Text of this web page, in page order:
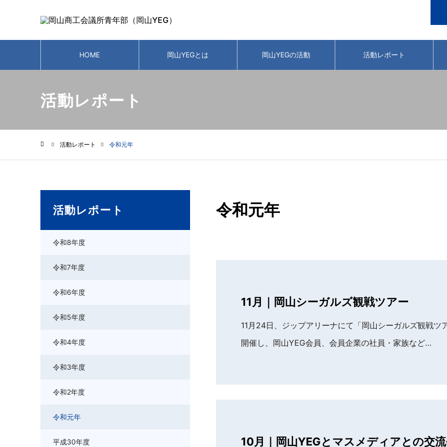
HOME 岡山YEGとは 岡山YEGの活動 活動レポート
活動レポート
活動レポート 令和元年
令和元年
11月｜岡山シーガルズ観戦ツアー
11月24日、ジップアリーナにて「岡山シーガルズ観戦ツ
開催し、岡山YEG会員、会員企業の社員・家族など…
10月｜岡山YEGとマスメディアとの交
活動レポート
令和8年度
令和7年度
令和6年度
令和5年度
令和4年度
令和3年度
令和2年度
令和元年
平成30年度